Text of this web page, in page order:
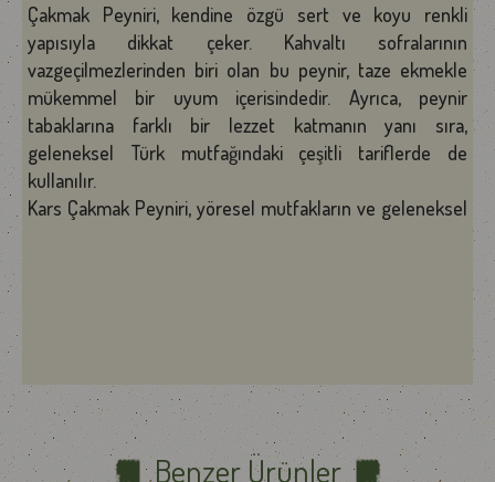
Çakmak Peyniri, kendine özgü sert ve koyu renkli
yapısıyla dikkat çeker. Kahvaltı sofralarının
vazgeçilmezlerinden biri olan bu peynir, taze ekmekle
mükemmel bir uyum içerisindedir. Ayrıca, peynir
tabaklarına farklı bir lezzet katmanın yanı sıra,
geleneksel Türk mutfağındaki çeşitli tariflerde de
kullanılır.
Kars Çakmak Peyniri, yöresel mutfakların ve geleneksel
Enerji: 340 kcal
Yağ: 25 g
Protein: 27 g
Benzer Ürünler